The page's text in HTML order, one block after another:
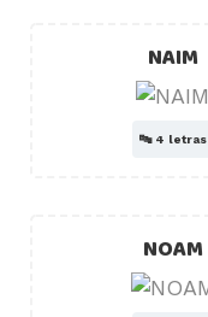
NAIM
🔤 4 letras
NOAM